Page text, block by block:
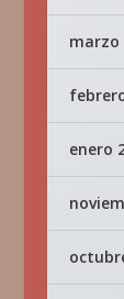
marzo
enero